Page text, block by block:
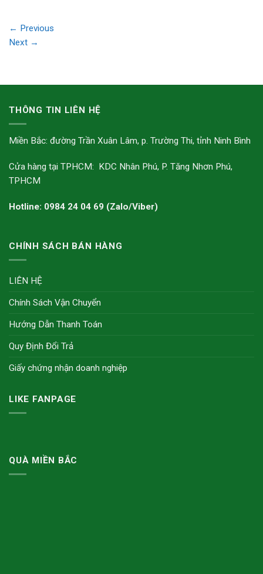
← Previous
Next →
THÔNG TIN LIÊN HỆ
Miền Bắc: đường Trần Xuân Lâm, p. Trường Thi, tỉnh Ninh Bình
Cửa hàng tại TPHCM: KDC Nhân Phú, P. Tăng Nhơn Phú,
TPHCM
Hotline: 0984 24 04 69 (Zalo/Viber)
CHÍNH SÁCH BÁN HÀNG
LIÊN HỆ
Chính Sách Vận Chuyển
Hướng Dẫn Thanh Toán
Quy Định Đổi Trả
Giấy chứng nhận doanh nghiệp
LIKE FANPAGE
QUÀ MIỀN BẮC